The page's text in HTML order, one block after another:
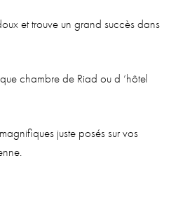
et trouve un grand succès dans
chambre de Riad ou d ‘hôtel
juste posés sur vos